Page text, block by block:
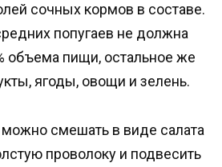
сочных кормов в составе.
попугаев не должна
объема пищи, остальное же
ягоды, овощи и зелень.
смешать в виде салата
проволоку и подвесить